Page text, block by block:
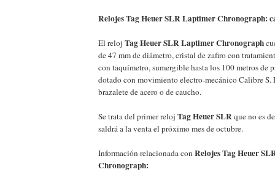
Relojes Tag Heuer SLR Laptimer Chronograph:
El reloj Tag Heuer SLR Laptimer Chronograph
de 47 mm de diámetro, cristal de zafiro con
con taquímetro, sumergible hasta los 100 metros de
dotado con movimiento electro-mecánico Calibre
brazalete de acero o de caucho.
Se trata del primer reloj Tag Heuer SLRque no es
saldrá a la venta el próximo mes de octubre.
Información relacionada con Relojes Tag Heuer
Chronograph: